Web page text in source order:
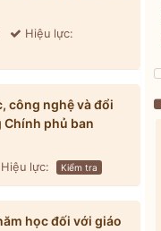
Hiệu lực:
công nghệ và đổi
phủ ban
Hiệu lực: Kiểm tra
học đối với giáo